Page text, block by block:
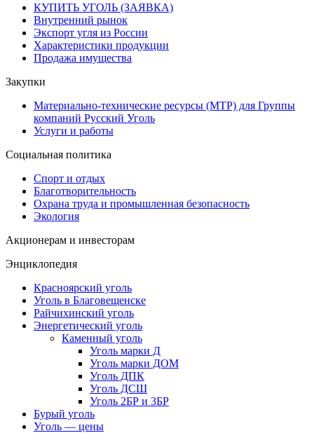
КУПИТЬ УГОЛЬ (ЗАЯВКА)
Внутренний рынок
Экспорт угля из России
Характеристики продукции
Продажа имущества
Закупки
Материально-технические ресурсы (МТР) для Группы
компаний Русский Уголь
Услуги и работы
Социальная политика
Спорт и отдых
Благотворительность
Охрана труда и промышленная безопасность
Экология
Акционерам и инвесторам
Энциклопедия
Красноярский уголь
Уголь в Благовещенске
Райчихинский уголь
Энергетический уголь
Каменный уголь
Уголь марки Д
Уголь марки ДОМ
Уголь ДПК
Уголь ДСШ
Уголь 2БР и 3БР
Бурый уголь
Уголь — цены